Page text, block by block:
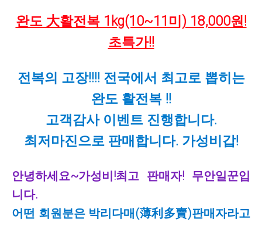
완도 大활전복 1kg(10~11미) 18,000원!
초특가!!
전복의 고장!!!! 전국에서 최고로 뽑히는
완도 활전복 !!
고객감사 이벤트 진행합니다.
최저마진으로 판매합니다. 가성비갑!
안녕하세요~가성비!최고 판매자! 무안일꾼입
니다.
어떤 회원분은 박리다매(薄利多賣)판매자라고